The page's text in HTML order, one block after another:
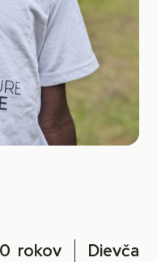
rokov Dievča